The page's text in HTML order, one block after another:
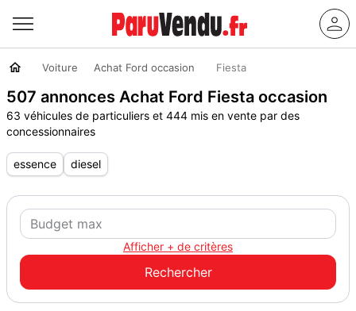
Voiture Achat Ford occasion Fiesta
507 annonces Achat Ford Fiesta occasion
63 véhicules de particuliers et 444 mis en vente par des
concessionnaires
essence diesel
Afficher + de critères